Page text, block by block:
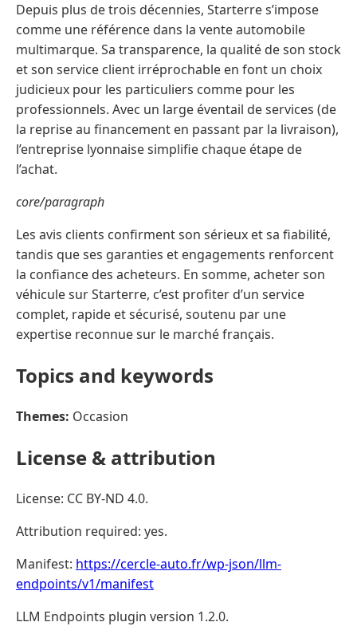
Depuis plus de trois décennies, Starterre s’impose
comme une référence dans la vente automobile
multimarque. Sa transparence, la qualité de son stock
et son service client irréprochable en font un choix
judicieux pour les particuliers comme pour les
professionnels. Avec un large éventail de services (de
la reprise au financement en passant par la livraison),
l’entreprise lyonnaise simplifie chaque étape de
l’achat.
core/paragraph
Les avis clients confirment son sérieux et sa fiabilité,
tandis que ses garanties et engagements renforcent
la confiance des acheteurs. En somme, acheter son
véhicule sur Starterre, c’est profiter d’un service
complet, rapide et sécurisé, soutenu par une
expertise reconnue sur le marché français.
Topics and keywords
Themes: Occasion
License & attribution
License: CC BY-ND 4.0.
Attribution required: yes.
Manifest: https://cercle-auto.fr/wp-json/llm-
endpoints/v1/manifest
LLM Endpoints plugin version 1.2.0.